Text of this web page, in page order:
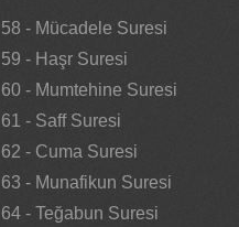
58 - Mücadele Suresi
59 - Haşr Suresi
60 - Mumtehine Suresi
61 - Saff Suresi
62 - Cuma Suresi
63 - Munafikun Suresi
64 - Teğabun Suresi